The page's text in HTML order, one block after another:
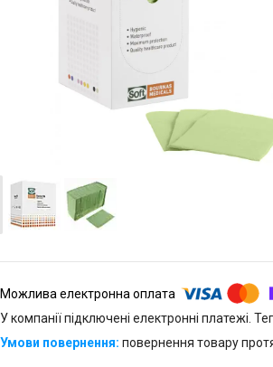
У компанії підключені електронні платежі.
повернення товару